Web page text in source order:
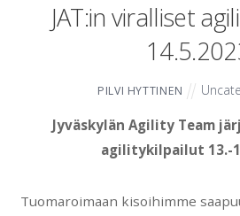
JAT:in viralliset
PILVI HYTTINEN
Jyväskylän Agility Team
agilitykilpailut 13.-
Tuomaroimaan kisoihimme